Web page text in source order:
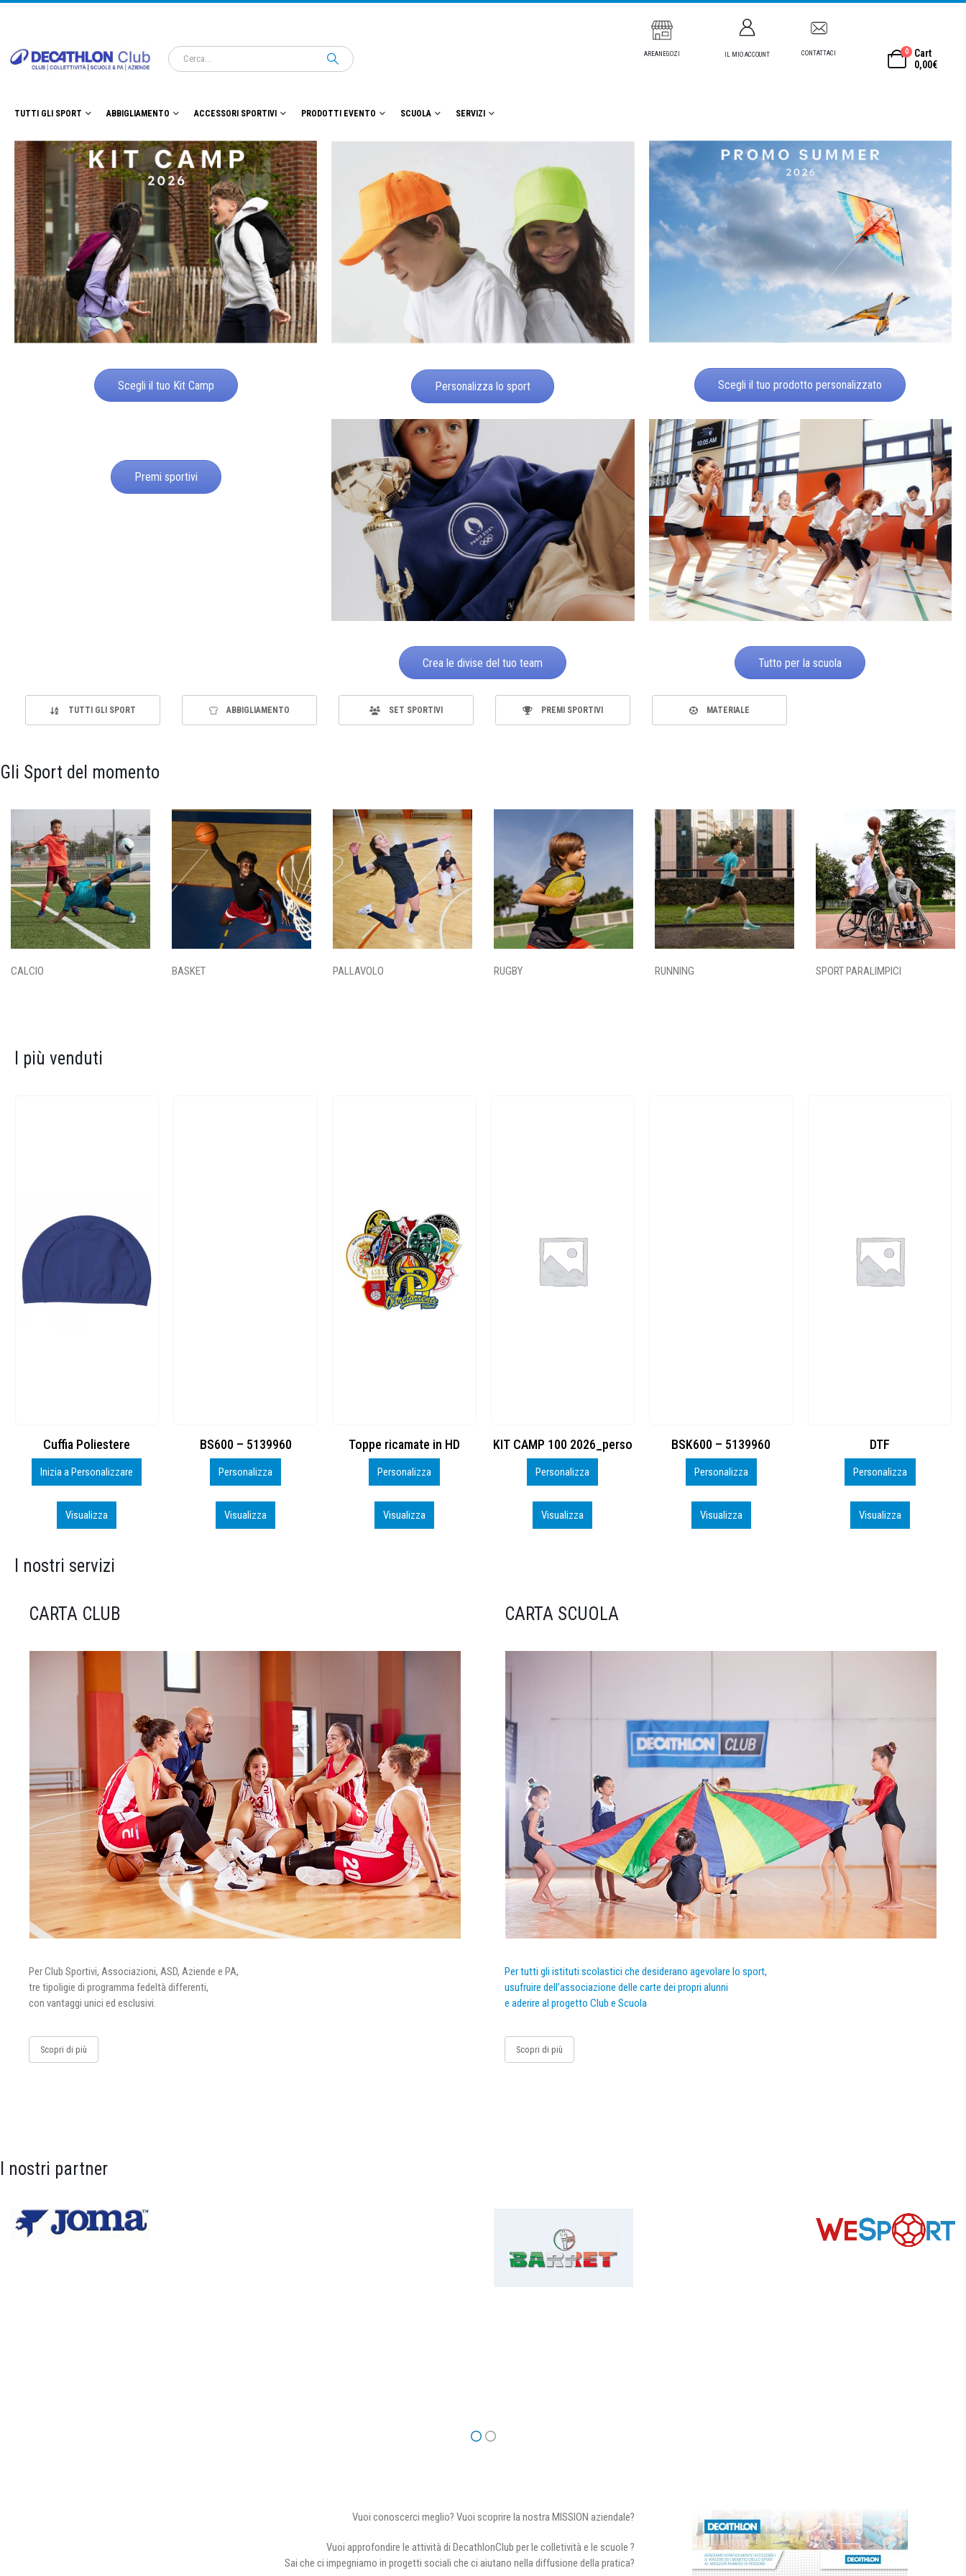
AREANEGOZI IL MIO ACCOUNT CONTATTACI 0
Cart
0,00€
TUTTI GLI SPORT ABBIGLIAMENTO ACCESSORI SPORTIVI PRODOTTI EVENTO SCUOLA SERVIZI
Scegli il tuo Kit Camp Personalizza lo sport Scegli il tuo prodotto personalizzato
Premi sportivi
Crea le divise del tuo team Tutto per la scuola
TUTTI GLI SPORT ABBIGLIAMENTO SET SPORTIVI PREMI SPORTIVI MATERIALE
Gli Sport del momento
CALCIO BASKET PALLAVOLO RUGBY RUNNING SPORT PARALIMPICI
I più venduti
BS600 – 5139960
Personalizza
Visualizza
Toppe ricamate in HD
Personalizza
Visualizza
KIT CAMP 100 2026_perso
Personalizza
Visualizza
BSK600 – 5139960
Personalizza
Visualizza
DTF
Personalizza
Visualizza
BAHRAIN CA0407_PERSO
Personalizza
Visualizza
I nostri servizi
CARTA CLUB
Per Club Sportivi, Associazioni, ASD, Aziende e PA,
tre tipoligie di programma fedeltà differenti,
con vantaggi unici ed esclusivi.
Scopri di più
CARTA SCUOLA
Per tutti gli istituti scolastici che desiderano agevolare lo sport,
usufruire dell’associazione delle carte dei propri alunni
e aderire al progetto Club e Scuola
Scopri di più
I nostri partner
Vuoi conoscerci meglio? Vuoi scoprire la nostra MISSION aziendale?
Vuoi approfondire le attività di DecathlonClub per le colletività e le scuole ?
Sai che ci impegniamo in progetti sociali che ci aiutano nella diffusione della pratica?